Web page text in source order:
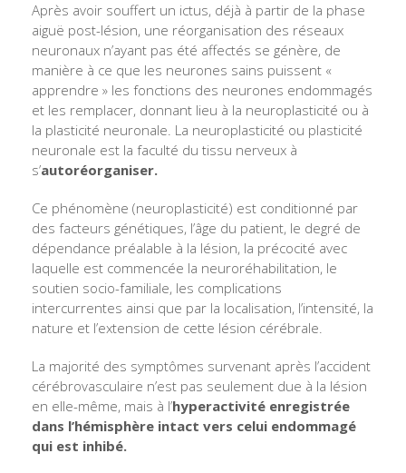
Après avoir souffert un ictus, déjà à partir de la phase
aiguë post-lésion, une réorganisation des réseaux
neuronaux n’ayant pas été affectés se génère, de
manière à ce que les neurones sains puissent «
apprendre » les fonctions des neurones endommagés
et les remplacer, donnant lieu à la neuroplasticité ou à
la plasticité neuronale. La neuroplasticité ou plasticité
neuronale est la faculté du tissu nerveux à
s’autoréorganiser.
Ce phénomène (neuroplasticité) est conditionné par
des facteurs génétiques, l’âge du patient, le degré de
dépendance préalable à la lésion, la précocité avec
laquelle est commencée la neuroréhabilitation, le
soutien socio-familiale, les complications
intercurrentes ainsi que par la localisation, l’intensité, la
nature et l’extension de cette lésion cérébrale.
La majorité des symptômes survenant après l’accident
cérébrovasculaire n’est pas seulement due à la lésion
en elle-même, mais à l’hyperactivité enregistrée
dans l’hémisphère intact vers celui endommagé
qui est inhibé.